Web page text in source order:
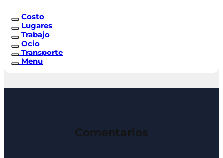
Costo
Lugares
Trabajo
Ocio
Transporte
Menu
Comentarios